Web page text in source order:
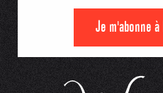
Je m'abonne